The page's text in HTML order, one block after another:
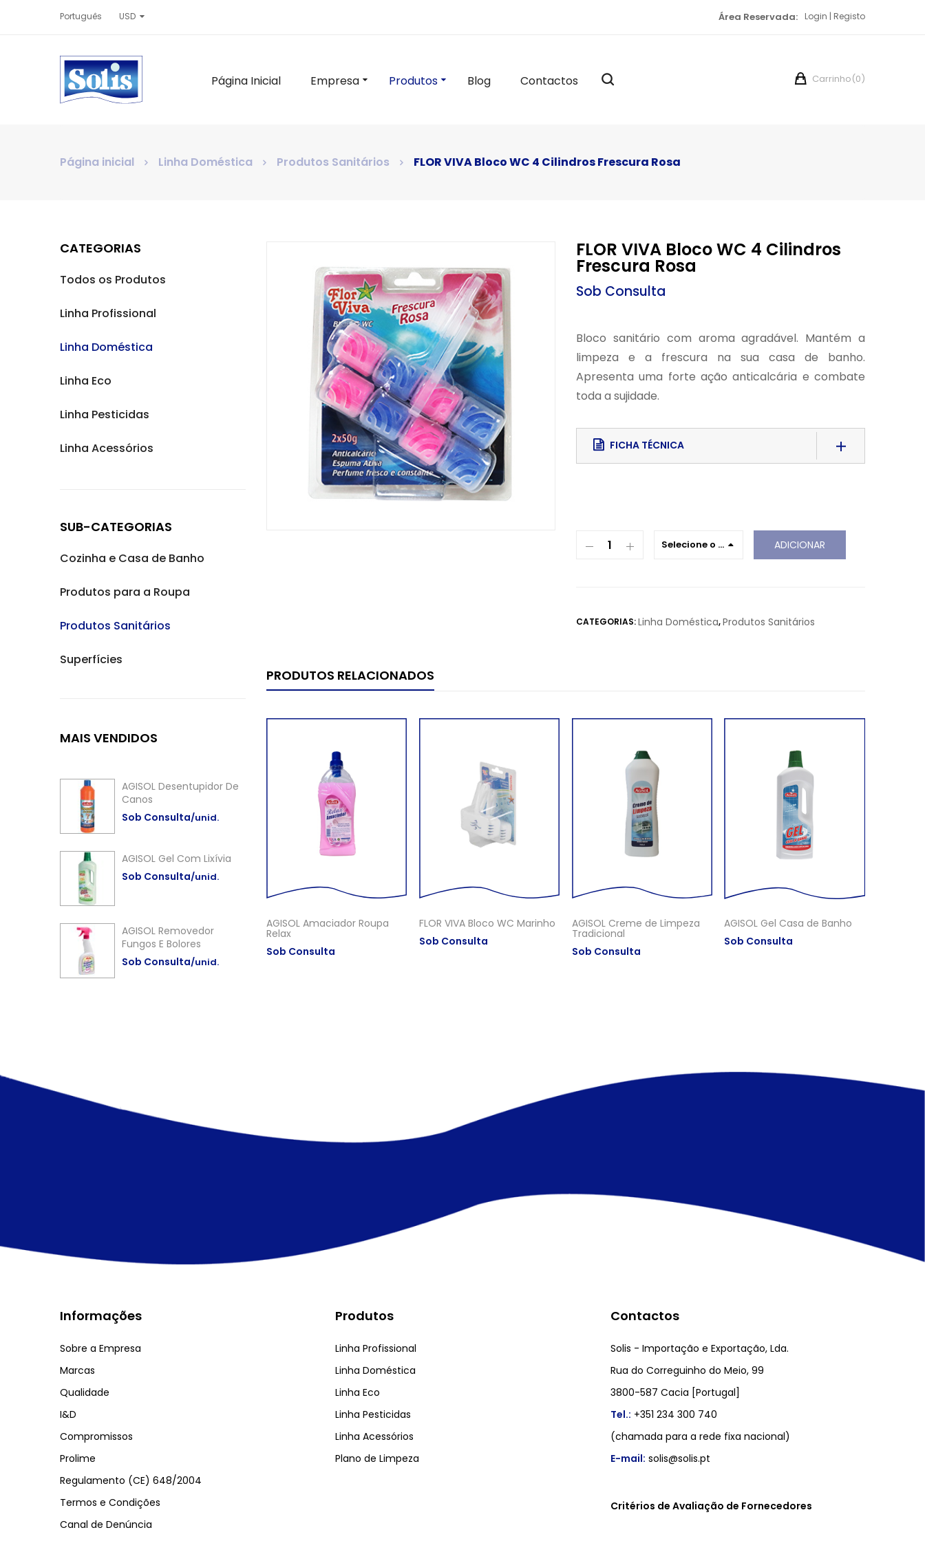
Português USD Área Reservada: Login Registo
Página Inicial Empresa Produtos Blog Contactos Carrinho(0)
Página inicial Linha Doméstica Produtos Sanitários FLOR VIVA Bloco WC 4 Cilindros Frescura Rosa
CATEGORIAS
Todos os Produtos
Linha Profissional
Linha Doméstica
Linha Eco
Linha Pesticidas
Linha Acessórios
SUB-CATEGORIAS
Cozinha e Casa de Banho
Produtos para a Roupa
Produtos Sanitários
Superfícies
MAIS VENDIDOS
AGISOL Desentupidor De
Canos
Sob Consulta/unid.
AGISOL Gel Com Lixívia
Sob Consulta/unid.
AGISOL Removedor
Fungos E Bolores
Sob Consulta/unid.
FLOR VIVA Bloco WC 4 Cilindros
Frescura Rosa
Sob Consulta
Bloco sanitário com aroma agradável. Mantém a
limpeza e a frescura na sua casa de banho.
Apresenta uma forte ação anticalcária e combate
toda a sujidade.
FICHA TÉCNICA
Selecione o t ADICIONAR
CATEGORIAS:Linha Doméstica,Produtos Sanitários
PRODUTOS RELACIONADOS
AGISOL Amaciador Roupa
Relax
Sob Consulta
FLOR VIVA Bloco WC Marinho
Sob Consulta
AGISOL Creme de Limpeza
Tradicional
Sob Consulta
AGISOL Gel Casa de Banho
Sob Consulta
Informações
Sobre a Empresa
Marcas
Qualidade
I&D
Compromissos
Prolime
Regulamento (CE) 648/2004
Termos e Condições
Canal de Denúncia
Produtos
Linha Profissional
Linha Doméstica
Linha Eco
Linha Pesticidas
Linha Acessórios
Plano de Limpeza
Contactos
Solis - Importação e Exportação, Lda.
Rua do Correguinho do Meio, 99
3800-587 Cacia [Portugal]
Tel.: +351 234 300 740
(chamada para a rede fixa nacional)
E-mail: solis@solis.pt
Critérios de Avaliação de Fornecedores